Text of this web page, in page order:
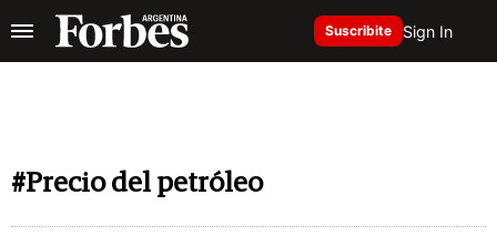
Suscribite Sign In
#Precio del petróleo